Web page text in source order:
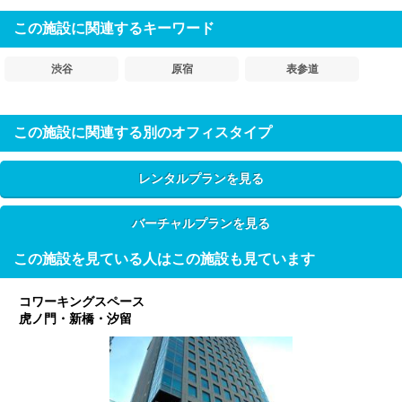
この施設に関連するキーワード
渋谷 原宿 表参道
この施設に関連する別のオフィスタイプ
レンタルプランを見る
バーチャルプランを見る
この施設を見ている人はこの施設も見ています
コワーキングスペース
虎ノ門・新橋・汐留